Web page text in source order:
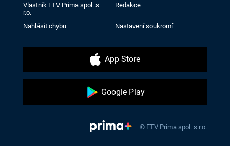
Vlastník FTV Prima spol. s
r.o.
Redakce
Nahlásit chybu Nastavení soukromí
App Store
Google Play
© FTV Prima spol. s r.o.